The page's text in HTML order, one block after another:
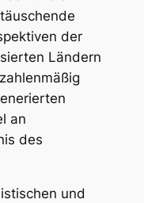
der
Ländern
an
des
und